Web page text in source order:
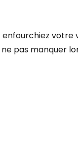
votre
pas manquer